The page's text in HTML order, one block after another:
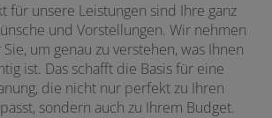
für unsere Leistungen sind Ihre ganz
und Vorstellungen. Wir nehmen
um genau zu verstehen, was Ihnen
ist. Das schafft die Basis für eine
die nicht nur perfekt zu Ihren
sondern auch zu Ihrem Budget.